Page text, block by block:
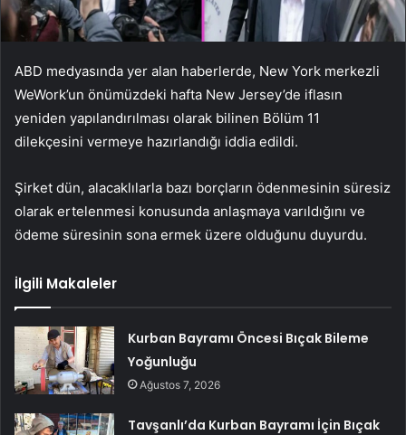
ABD medyasında yer alan haberlerde, New York merkezli
WeWork’un önümüzdeki hafta New Jersey’de iflasın
yeniden yapılandırılması olarak bilinen Bölüm 11
dilekçesini vermeye hazırlandığı iddia edildi.
Şirket dün, alacaklılarla bazı borçların ödenmesinin süresiz
olarak ertelenmesi konusunda anlaşmaya varıldığını ve
ödeme süresinin sona ermek üzere olduğunu duyurdu.
İlgili Makaleler
Kurban Bayramı Öncesi Bıçak Bileme
Yoğunluğu
Ağustos 7, 2026
Tavşanlı’da Kurban Bayramı İçin Bıçak